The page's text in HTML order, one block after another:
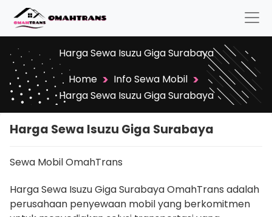
Harga Sewa Isuzu Giga Surabaya
Home > Info Sewa Mobil >
Harga Sewa Isuzu Giga Surabaya
Harga Sewa Isuzu Giga Surabaya
Sewa Mobil OmahTrans
Harga Sewa Isuzu Giga Surabaya OmahTrans adalah
perusahaan penyewaan mobil yang berkomitmen